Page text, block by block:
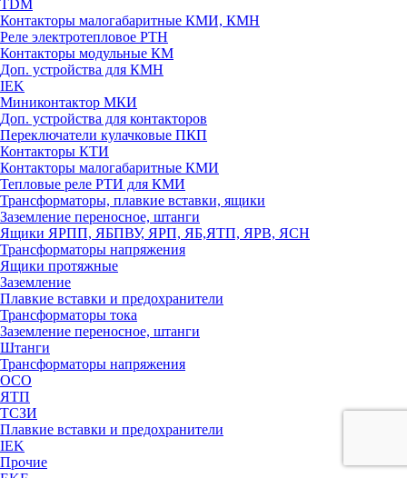
TDM
Контакторы малогабаритные КМИ, КМН
Реле электротепловое РТН
Контакторы модульные КМ
Доп. устройства для КМН
IEK
Миниконтактор МКИ
Доп. устройства для контакторов
Переключатели кулачковые ПКП
Контакторы КТИ
Контакторы малогабаритные КМИ
Тепловые реле РTИ для КМИ
Трансформаторы, плавкие вставки, ящики
Заземление переносное, штанги
Ящики ЯРПП, ЯБПВУ, ЯРП, ЯБ,ЯТП, ЯРВ, ЯСН
Трансформаторы напряжения
Ящики протяжные
Заземление
Плавкие вставки и предохранители
Трансформаторы тока
Заземление переносное, штанги
Штанги
Трансформаторы напряжения
ОСО
ЯТП
ТСЗИ
Плавкие вставки и предохранители
IEK
Прочие